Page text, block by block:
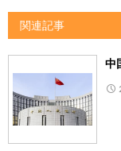
関連記事
中